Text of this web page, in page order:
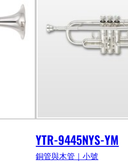
YTR-9445NYS-YM
銅管與木管｜小號